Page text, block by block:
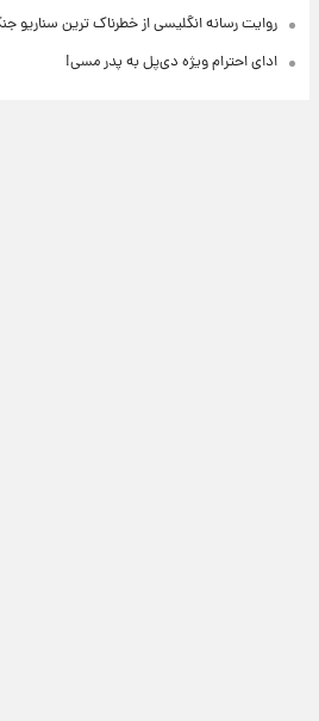
روایت رسانه انگلیسی از خطرناک ترین سناریو
ادای احترام ویژه دی‌پل به پدر مسی!